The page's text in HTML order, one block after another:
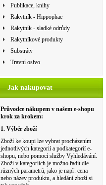
Publikace, knihy
Rakytník - Hippophae
Rakytník - sladké odrůdy
Rakytníkové produkty
Substráty
Travní osivo
Jak nakupovat
Průvodce nákupem v našem e-shopu
krok za krokem:
1. Výběr zboží
Zboží ke koupi lze vybrat procházením
jednotlivých kategorií a podkategorií e-
shopu, nebo pomocí služby Vyhledávání.
Zboží v kategoriích je možno řadit dle
různých parametrů, jako je např. cena
nebo název produktu, a hledání zboží si